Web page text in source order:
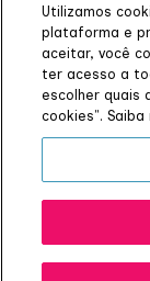
Quem
©
Portal
Utilizamos
plataforma e
aceitar, você
ter acesso a
escolher quais
cookies". Saiba